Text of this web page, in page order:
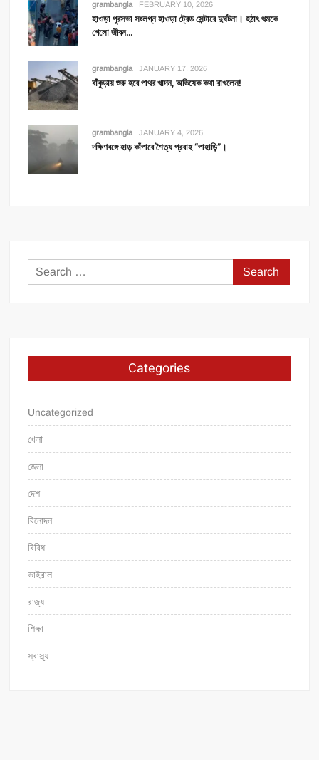
grambangla FEBRUARY 10, 2026
হাওড়া পুরসভা সংলগ্ন হাওড়া ট্রেড সেন্টারে দুর্ঘটনা। হঠাৎ থমকে
গেলো জীবন…
grambangla JANUARY 17, 2026
বাঁকুড়ায় শুরু হবে পাথর খাদন, অভিষেক কথা রাখলেন!
grambangla JANUARY 4, 2026
দক্ষিণবঙ্গে হাড় কাঁপাবে শৈত্য প্রবাহ “পাহাড়ি”।
Search
for:
Categories
Uncategorized
খেলা
জেলা
দেশ
বিনোদন
বিবিধ
ভাইরাল
রাজ্য
শিক্ষা
স্বাস্থ্য